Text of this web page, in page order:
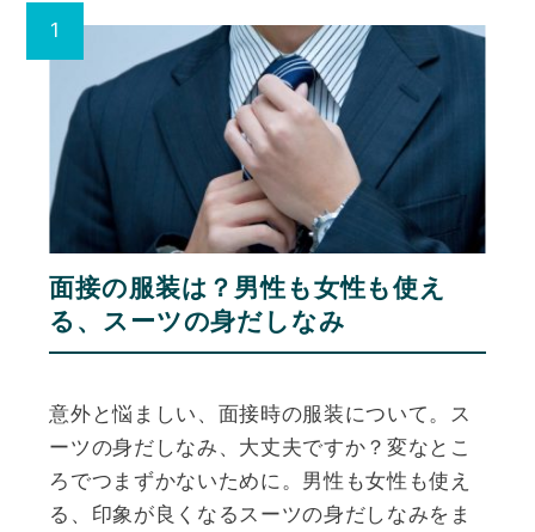
面接の服装は？男性も女性も使え
る、スーツの身だしなみ
意外と悩ましい、面接時の服装について。ス
ーツの身だしなみ、大丈夫ですか？変なとこ
ろでつまずかないために。男性も女性も使え
る、印象が良くなるスーツの身だしなみをま